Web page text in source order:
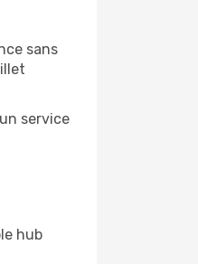
sans
service
hub